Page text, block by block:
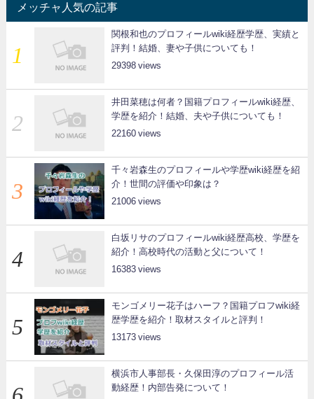
メッチャ人気の記事
関根和也のプロフィールwiki経歴学歴、実績と
評判！結婚、妻や子供についても！
29398
井田菜穂は何者？国籍プロフィールwiki経歴、
学歴を紹介！結婚、夫や子供についても！
22160
千々岩森生のプロフィールや学歴wiki経歴を紹
介！世間の評価や印象は？
21006
白坂リサのプロフィールwiki経歴高校、学歴を
紹介！高校時代の活動と父について！
16383
モンゴメリー花子はハーフ？国籍プロフwiki経
歴学歴を紹介！取材スタイルと評判！
13173
横浜市人事部長・久保田淳のプロフィール活
動経歴！内部告発について！